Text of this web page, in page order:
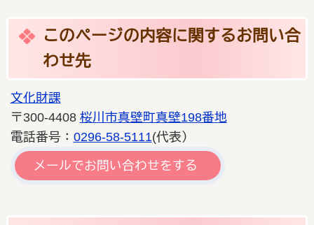
このページの内容に関するお問い合
わせ先
文化財課
〒300-4408 桜川市真壁町真壁198番地
電話番号： 0296-58-5111(代表）
メールでお問い合わせをする